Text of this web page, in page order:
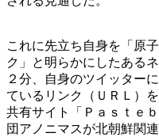
これに先立ち自身を「原
ク」と明らかにしたある
２分、自身のツイッター
ているリンク（ＵＲＬ）
共有サイト「Ｐａｓｔｅ
団アノニマスが北朝鮮関